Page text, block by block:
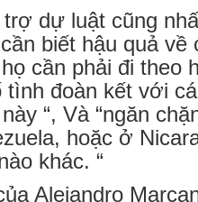
dự luật cũng
biết hậu quả về
cần phải đi theo
tình đoàn kết với
“, Và “ngăn
hoặc ở
khác. “
Alejandro